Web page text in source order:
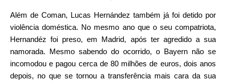
Além de Coman, Lucas Hernández também já foi detido por
violência doméstica. No mesmo ano que o seu compatriota,
Hernandéz foi preso, em Madrid, após ter agredido a sua
namorada. Mesmo sabendo do ocorrido, o Bayern não se
incomodou e pagou cerca de 80 milhões de euros, dois anos
depois, no que se tornou a transferência mais cara da sua